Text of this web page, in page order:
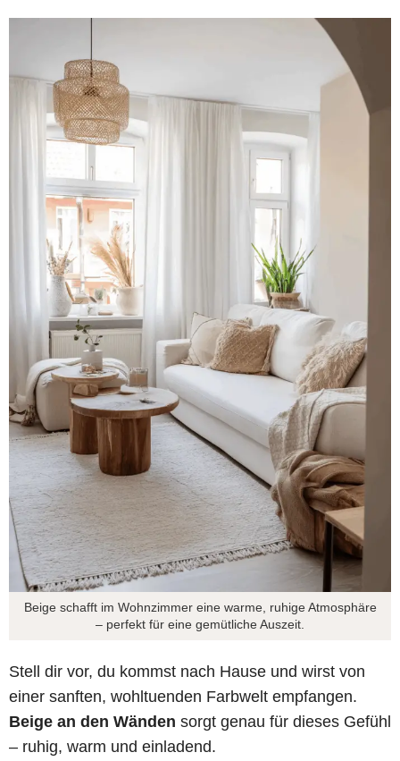
Beige schafft im Wohnzimmer eine warme, ruhige Atmosphäre
– perfekt für eine gemütliche Auszeit.
Stell dir vor, du kommst nach Hause und wirst von
einer sanften, wohltuenden Farbwelt empfangen.
Beige an den Wänden sorgt genau für dieses Gefühl
– ruhig, warm und einladend.